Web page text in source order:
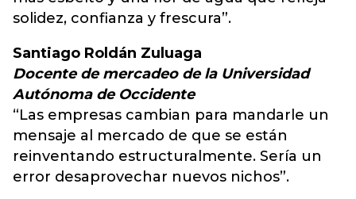
solidez, confianza y frescura”.
Santiago Roldán Zuluaga
Docente de mercadeo de la Universidad
Autónoma de Occidente
“Las empresas cambian para mandarle un
mensaje al mercado de que se están
reinventando estructuralmente. Sería un
error desaprovechar nuevos nichos”.